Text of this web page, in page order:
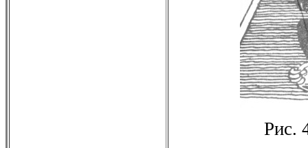
Рис.